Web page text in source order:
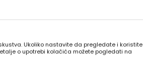
Ukoliko nastavite da pregledate i koristite
o upotrebi kolačića možete pogledati na